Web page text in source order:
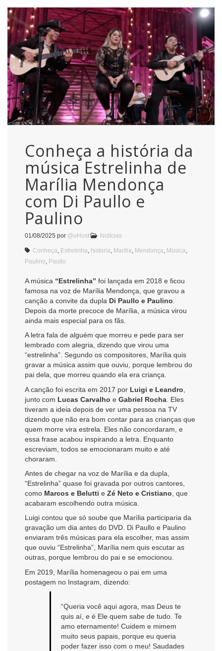
Conheça a história da
música Estrelinha de
Marília Mendonça
com Di Paullo e
Paulino
01/08/2025 por @uHost Notícias
Conheça Estrelinha história Marília Mendonça Música
Paulino Paullo
A música “Estrelinha” foi lançada em 2018 e ficou
famosa na voz de Marília Mendonça, que gravou a
canção a convite da dupla Di Paullo e Paulino
Depois da morte precoce de Marília, a música virou
ainda mais especial para os fãs.
A letra fala de alguém que morreu e pede para ser
lembrado com alegria, dizendo que virou uma
“estrelinha”. Segundo os compositores, Marília quis
gravar a música assim que ouviu, porque lembrou do
pai dela, que morreu quando ela era criança.
A canção foi escrita em 2017 por Luigi e Leandro
junto com Lucas Carvalho e Gabriel Rocha . Eles
tiveram a ideia depois de ver uma pessoa na TV
dizendo que não era bom contar para as crianças que
quem morre vira estrela. Eles não concordaram, e
essa frase acabou inspirando a letra. Enquanto
escreviam, todos se emocionaram muito e até
choraram.
Antes de chegar na voz de Marília e da dupla,
“Estrelinha” quase foi gravada por outros cantores,
como Marcos e Belutti e Zé Neto e Cristiano , que
acabaram escolhendo outra música.
Luigi contou que só soube que Marília participaria da
gravação um dia antes do DVD. Di Paullo e Paulino
enviaram três músicas para ela escolher, mas assim
que ouviu “Estrelinha”, Marília nem quis escutar as
outras, porque lembrou do pai e se emocionou.
Em 2019, Marília homenageou o pai em uma
postagem no Instagram, dizendo:
“Queria você aqui agora, mas Deus te
quis aí, e é Ele quem sabe de tudo. Te
amo eternamente! Cuidem e mimem
muito seus papais, porque eu queria
poder fazer isso com o meu! Saudades